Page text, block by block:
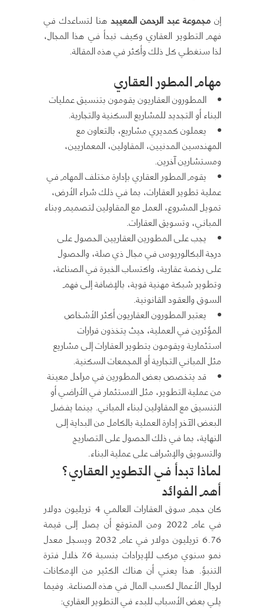
إن مجموعة عبد الرحمن المعيبد هنا لتساعدك في
فهم التطوير العقاري وكيف تبدأ في هذا المجال،
لذا سنغطي كل ذلك وأكثر في هذه المقالة.
مهام المطور العقاري
المطورون العقاريون يقومون بتنسيق عمليات
البناء أو التجديد للمشاريع السكنية والتجارية.
يعملون كمديري مشاريع، بالتعاون مع
المهندسين المدنيين، المقاولين، المعماريين،
ومستشارين آخرين.
يقوم المطور العقاري بإدارة مختلف المهام في
عملية تطوير العقارات، بما في ذلك شراء الأرض،
تمويل المشروع، العمل مع المقاولين لتصميم وبناء
المباني، وتسويق العقارات.
يجب على المطورين العقاريين الحصول على
درجة البكالوريوس في مجال ذي صلة، والحصول
على رخصة عقارية، واكتساب الخبرة في الصناعة،
وتطوير شبكة مهنية قوية، بالإضافة إلى فهم
السوق والعقود القانونية.
يعتبر المطورون العقاريون أكثر الأشخاص
المؤثرين في العملية، حيث يتخذون قرارات
استثمارية ويقومون بتطوير العقارات إلى مشاريع
مثل المباني التجارية أو المجمعات السكنية.
قد يتخصص بعض المطورين في مراحل معينة
من عملية التطوير، مثل الاستثمار في الأراضي أو
التنسيق مع المقاولين لبناء المباني. بينما يفضل
البعض الآخر إدارة العملية بالكامل من البداية إلى
النهاية، بما في ذلك الحصول على التصاريح
والتسويق والإشراف على عملية البناء.
لماذا تبدأفي التطوير العقاري؟
أهم الفوائد
كان حجم سوق العقارات العالمي 4 تريليون دولار
في عام 2022 ومن المتوقع أن يصل إلى قيمة
6.76 تريليون دولار في عام 2032 ويسجل معدل
نمو سنوي مركب للإيرادات بنسبة 6٪ خلال فترة
التنبؤ. هذا يعني أن هناك الكثير من الإمكانات
لرجال الأعمال لكسب المال في هذه الصناعة. وفيما
يلي بعض الأسباب للبدء في التطوير العقاري: